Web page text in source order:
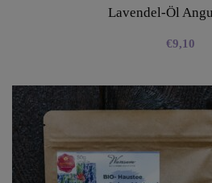
Lavendel-Öl
€9,10